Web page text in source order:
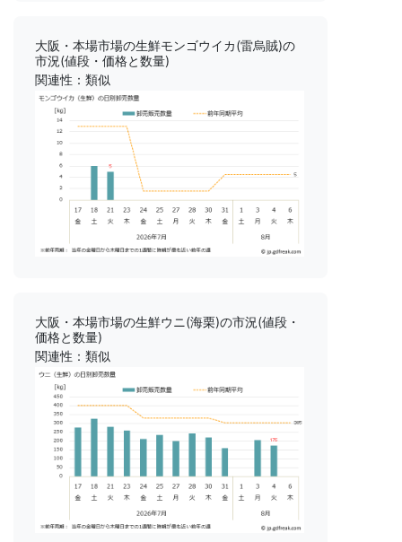
大阪・本場市場の生鮮モンゴウイカ(雷烏賊)の
市況(値段・価格と数量)
関連性：類似
大阪・本場市場の生鮮ウニ(海栗)の市況(値段・
価格と数量)
関連性：類似